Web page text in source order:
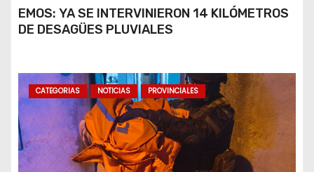
EMOS: YA SE INTERVINIERON 14 KILÓMETROS
DE DESAGÜES PLUVIALES
CATEGORIAS NOTICIAS PROVINCIALES